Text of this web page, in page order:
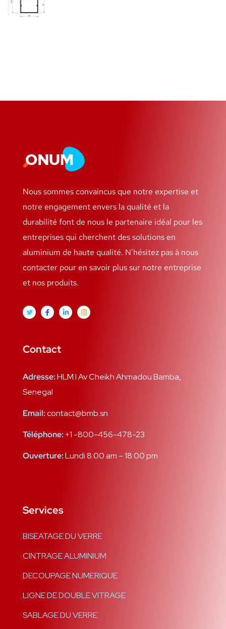
Nous sommes convaincus que notre expertise et
notre engagement envers la qualité et la
durabilité font de nous le partenaire idéal pour les
entreprises qui cherchent des solutions en
aluminium de haute qualité. N’hésitez pas à nous
contacter pour en savoir plus sur notre entreprise
et nos produits.
Contact
Adresse:HLM I Av Cheikh Ahmadou Bamba,
Senegal
Email:contact@bmb.sn
Téléphone: +1 -800-456-478-23
Ouverture:Lundi 8:00 am – 18:00 pm
Services
BISEATAGE DU VERRE
CINTRAGE ALUMINIUM
DECOUPAGE NUMERIQUE
LIGNE DE DOUBLE VITRAGE
SABLAGE DU VERRE